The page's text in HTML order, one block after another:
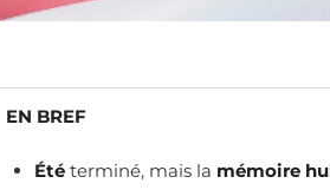
EN BREF
Été terminé, mais la mémoire